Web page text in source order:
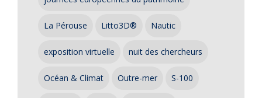
La Pérouse Litto3D® Nautic
exposition virtuelle nuit des chercheurs
Océan & Climat Outre-mer S-100